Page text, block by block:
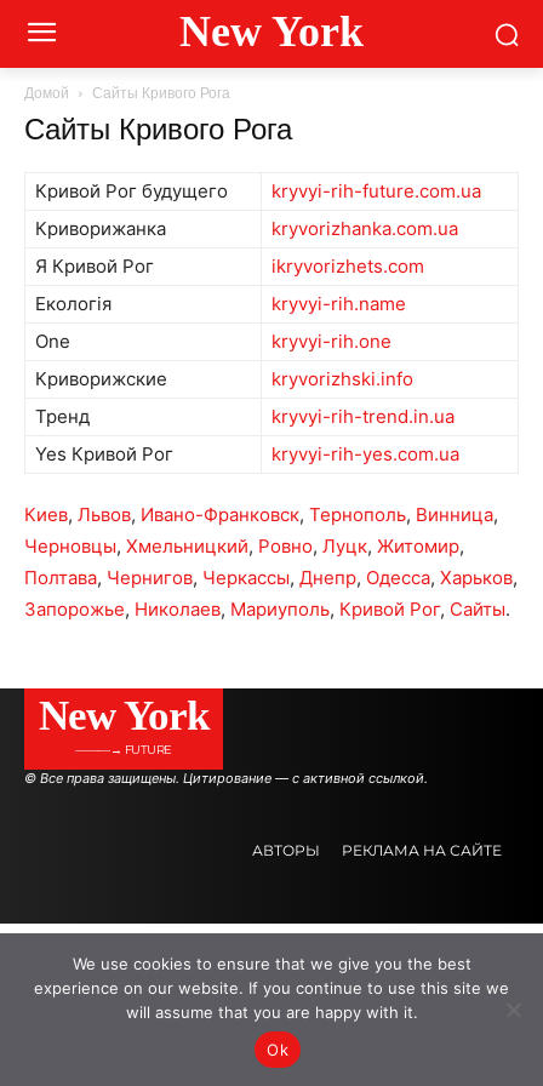
New York
Домой Сайты Кривого Рога
Сайты Кривого Рога
Кривой Рог будущего
kryvyi-rih-future.com.ua
Криворижанка
kryvorizhanka.com.ua
Я Кривой Рог
ikryvorizhets.com
Екологія
kryvyi-rih.name
One
kryvyi-rih.one
Криворижские
kryvorizhski.info
Тренд
kryvyi-rih-trend.in.ua
Yes Кривой Рог
kryvyi-rih-yes.com.ua
Киев, Львов, Ивано-Франковск, Тернополь, Винница,
Черновцы, Хмельницкий, Ровно, Луцк, Житомир,
Полтава, Чернигов, Черкассы, Днепр, Одесса, Харьков,
Запорожье, Николаев, Мариуполь, Кривой Рог, Сайты.
New York
———→ FUTURE
© Все права защищены. Цитирование — с активной ссылкой.
АВТОРЫ РЕКЛАМА НА САЙТЕ
We use cookies to ensure that we give you the best
experience on our website. If you continue to use this site we
will assume that you are happy with it.
Ok
...